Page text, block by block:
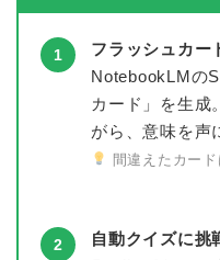
1
フラッシュカー
NotebookLMの
カード」を生成
がら、意味を声
間違えたカー
2
自動クイズに挑